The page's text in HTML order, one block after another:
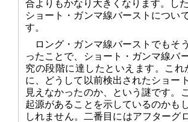
合よりもかなり大きくなります。し
ショート・ガンマ線バーストについ
す。
ロング・ガンマ線バーストでもそ
ったことで、ショート・ガンマ線バ
究の段階に達したといえます。こ
に、どうして以前検出されたショー
見えなかったのか、という謎です。
起源があることを示しているのかも
しれません。二番目にはアフターグ